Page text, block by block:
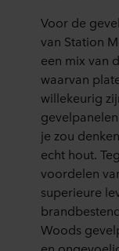
Voor de
van Station
een mix van
waarvan
willekeurig
gevelpanelen
je zou denken
echt hout.
voordelen
superieure
Woods
en